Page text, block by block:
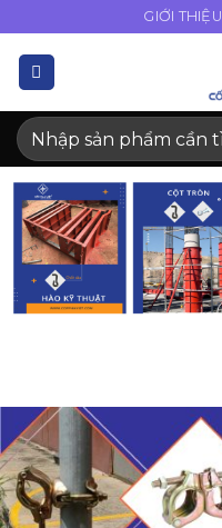
dung
GIỚI THIỆU
Tìm
kiếm: